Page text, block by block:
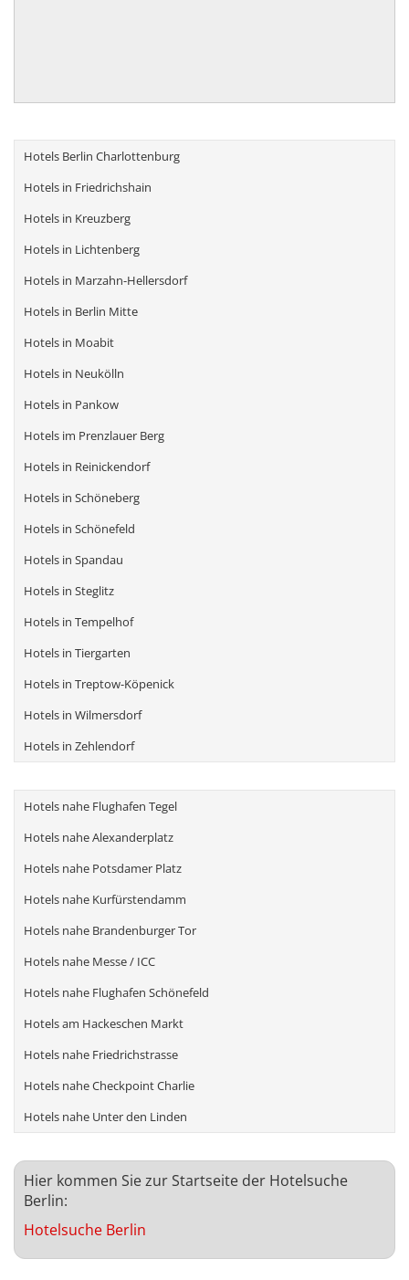
Hotels Berlin Charlottenburg
Hotels in Friedrichshain
Hotels in Kreuzberg
Hotels in Lichtenberg
Hotels in Marzahn-Hellersdorf
Hotels in Berlin Mitte
Hotels in Moabit
Hotels in Neukölln
Hotels in Pankow
Hotels im Prenzlauer Berg
Hotels in Reinickendorf
Hotels in Schöneberg
Hotels in Schönefeld
Hotels in Spandau
Hotels in Steglitz
Hotels in Tempelhof
Hotels in Tiergarten
Hotels in Treptow-Köpenick
Hotels in Wilmersdorf
Hotels in Zehlendorf
Hotels nahe Flughafen Tegel
Hotels nahe Alexanderplatz
Hotels nahe Potsdamer Platz
Hotels nahe Kurfürstendamm
Hotels nahe Brandenburger Tor
Hotels nahe Messe / ICC
Hotels nahe Flughafen Schönefeld
Hotels am Hackeschen Markt
Hotels nahe Friedrichstrasse
Hotels nahe Checkpoint Charlie
Hotels nahe Unter den Linden
Hier kommen Sie zur Startseite der Hotelsuche
Berlin:
Hotelsuche Berlin